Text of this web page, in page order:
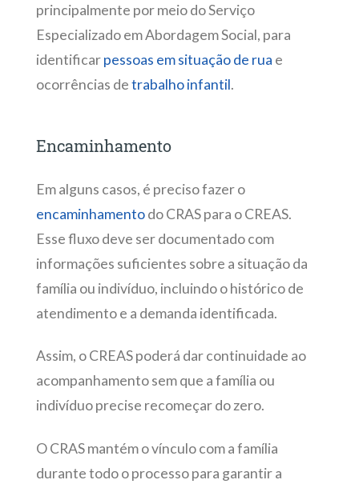
principalmente por meio do Serviço
Especializado em Abordagem Social, para
identificarpessoas em situação de rua e
ocorrências detrabalho infantil.
Encaminhamento
Em alguns casos, é preciso fazer o
encaminhamentodo CRAS para o CREAS.
Esse fluxo deve ser documentado com
informações suficientes sobre a situação da
família ou indivíduo, incluindo o histórico de
atendimento e a demanda identificada.
Assim, o CREAS poderá dar continuidade ao
acompanhamento sem que a família ou
indivíduo precise recomeçar do zero.
O CRAS mantém o vínculo com a família
durante todo o processo para garantir a